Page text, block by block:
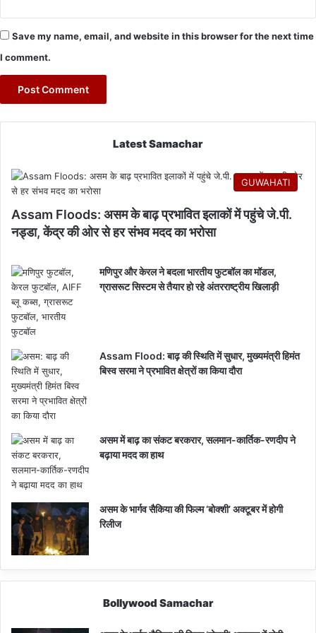
Save my name, email, and website in this browser for the next time
I comment.
Latest Samachar
GUWAHATI
Assam Floods: असम के बाढ़ प्रभावित इलाकों में पहुंचे जे.पी.
नड्डा, केंद्र की ओर से हर संभव मदद का भरोसा
मणिपुर और केरल ने बदला भारतीय फुटबॉल का मॉडल,
ग्रासरूट सिस्टम से तैयार हो रहे अंतरराष्ट्रीय खिलाड़ी
Assam Flood: बाढ़ की स्थिति में सुधार, मुख्यमंत्री हिमंत
बिस्व सरमा ने प्रभावित क्षेत्रों का किया दौरा
असम में बाढ़ का संकट बरकरार, सलमान-कार्तिक-रणदीप ने
बढ़ाया मदद का हाथ
असम के भार्गव सैकिया की फिल्म ‘बोक्शी’ अक्टूबर में होगी
रिलीज
Bollywood Samachar